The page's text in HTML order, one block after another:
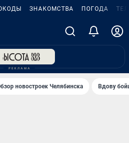
ЗНАКОМСТВА ПОГОДА
новостроек Челябинска Вдову